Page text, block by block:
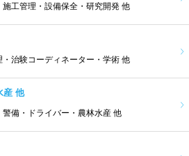
工管理・設備保全・研究開発 他
治験コーディネーター・学術 他
産 他
備・ドライバー・農林水産 他